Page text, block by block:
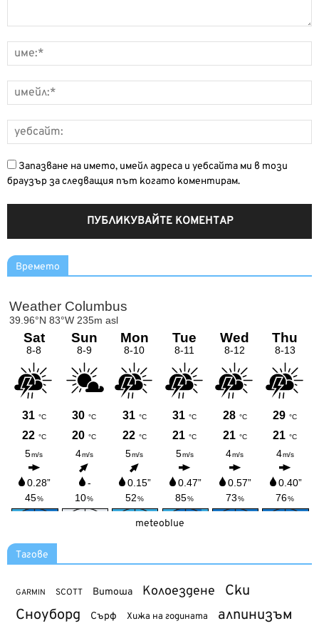
Запазване на името, имейл адреса и уебсайта ми в този
браузър за следващия път когато коментирам.
Времето
meteoblue
Тагове
GARMIN SCOTT Витоша Колоездене Ски
Сноуборд Сърф Хижа на годината алпинизъм